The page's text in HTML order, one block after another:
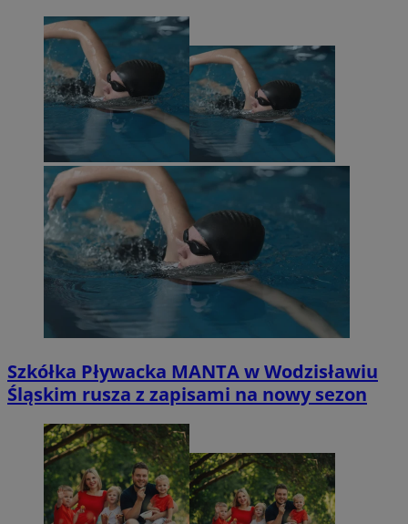
Szkółka Pływacka MANTA w Wodzisławiu
Śląskim rusza z zapisami na nowy sezon